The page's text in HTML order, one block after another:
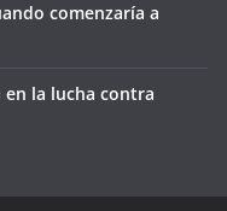
comenzaría a
la lucha contra